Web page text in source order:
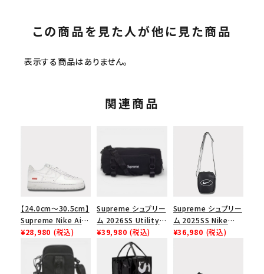
この商品を見た人が他に見た商品
表示する商品はありません。
関連商品
【24.0cm～30.5cm】
Supreme Nike Air
Force 1 Low シュプ
リーム ナイキエアフォ
ース１スニーカー シ
ューズ ホワイト
¥28,980 (税込)
Supreme シュプリー
ム 2026SS Utility
Bag ユーティリティ
バッグ ブラック
¥39,980 (税込)
Supreme シュプリー
ム 2025SS Nike
Leather Shoulder
¥36,980 (税込)